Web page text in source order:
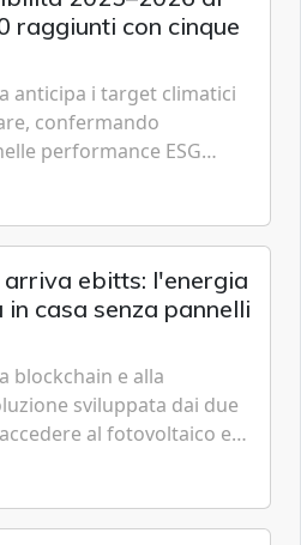
raggiunti con cinque
anticipa i target climatici
confermando
performance ESG
e governance
arriva ebitts: l'energia
casa senza pannelli
blockchain e alla
sviluppata dai due
al fotovoltaico e
diretti in bolletta,